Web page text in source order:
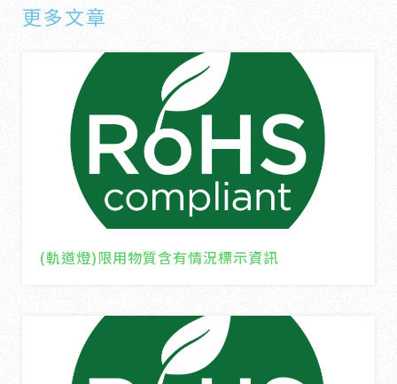
更多文章
(軌道燈)限用物質含有情況標示資訊